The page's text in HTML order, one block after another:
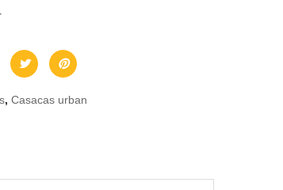
, Casacas urban